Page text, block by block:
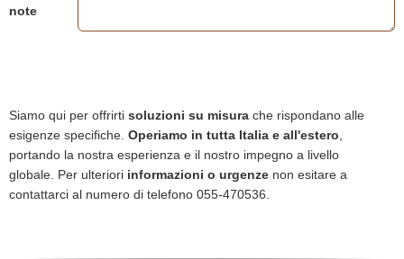
note
Siamo qui per offrirti soluzioni su misura che rispondano alle
esigenze specifiche. Operiamo in tutta Italia e all'estero,
portando la nostra esperienza e il nostro impegno a livello
globale. Per ulteriori informazioni o urgenze non esitare a
contattarci al numero di telefono 055-470536.